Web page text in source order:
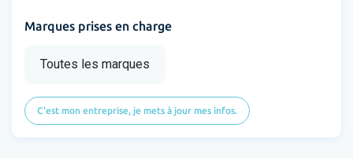
Marques prises en charge
Toutes les marques
C'est mon entreprise, je mets à jour mes infos.